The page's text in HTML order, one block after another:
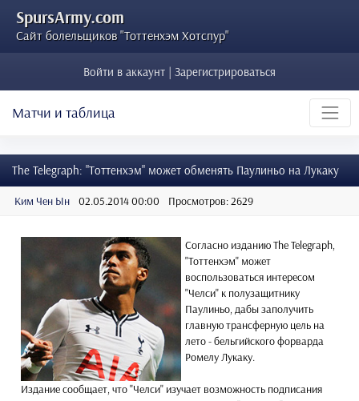
SpursArmy.com
Сайт болельщиков "Тоттенхэм Хотспур"
Войти в аккаунт | Зарегистрироваться
Матчи и таблица
The Telegraph: "Тоттенхэм" может обменять Паулиньо на Лукаку
Ким Чен Ын 02.05.2014 00:00 Просмотров: 2629
Согласно изданию The Telegraph,
"Тоттенхэм" может
воспользоваться интересом
"Челси" к полузащитнику
Паулиньо, дабы заполучить
главную трансферную цель на
лето - бельгийского форварда
Ромелу Лукаку.
Издание сообщает, что "Челси" изучает возможность подписания